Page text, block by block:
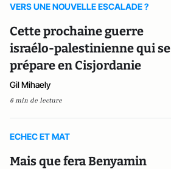
VERS UNE NOUVELLE ESCALADE ?
Cette prochaine guerre
israélo-palestinienne qui se
prépare en Cisjordanie
Gil Mihaely
6 min de lecture
ECHEC ET MAT
Mais que fera Benyamin